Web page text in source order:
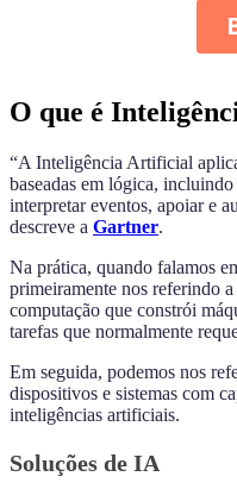
O que é
“A Inteligência Artificial
baseadas em lógica,
interpretar eventos, apoiar e
descreve a Gartner.
Na prática, quando falamos
primeiramente nos referindo
computação que constrói
tarefas que normalmente
Em seguida, podemos nos
dispositivos e sistemas com
inteligências artificiais.
Soluções de IA